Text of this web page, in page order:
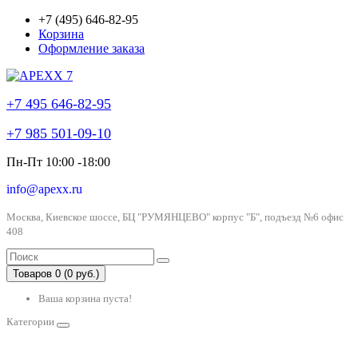
+7 (495) 646-82-95
Корзина
Оформление заказа
+7 495 646-82-95
+7 985 501-09-10
Пн-Пт 10:00 -18:00
info@apexx.ru
Москва, Киевское шоссе, БЦ "РУМЯНЦЕВО" корпус "Б", подъезд №6 офис
408
Товаров 0 (0 руб.)
Ваша корзина пуста!
Категории